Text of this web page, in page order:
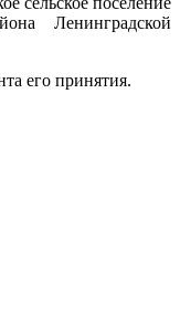
Ленинградской
его принятия.